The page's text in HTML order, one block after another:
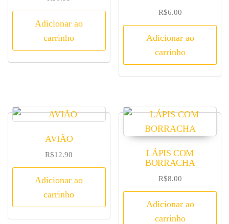
Adicionar ao
carrinho
R$6.00
Adicionar ao
carrinho
AVIÃO
R$12.90
Adicionar ao
carrinho
LÁPIS COM
BORRACHA
R$8.00
Adicionar ao
carrinho